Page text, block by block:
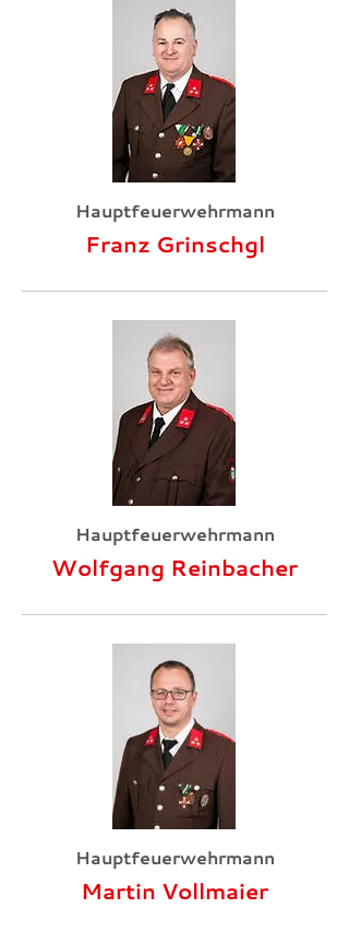
Hauptfeuerwehrmann
Franz Grinschgl
Hauptfeuerwehrmann
Wolfgang Reinbacher
Hauptfeuerwehrmann
Martin Vollmaier